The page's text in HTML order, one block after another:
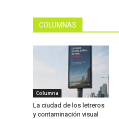
COLUMNAS
Columna
La ciudad de los letreros
y contaminación visual